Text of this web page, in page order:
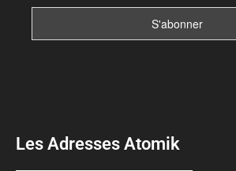
Les Adresses Atomik